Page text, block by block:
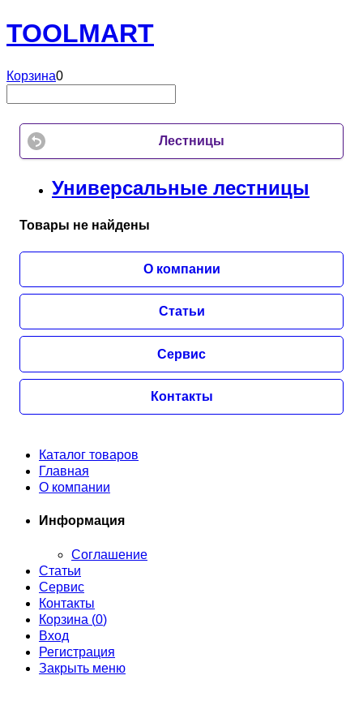
TOOLMART
Корзина0
Лестницы
Универсальные лестницы
Товары не найдены
О компании
Статьи
Сервис
Контакты
Каталог товаров
Главная
О компании
Информация
Соглашение
Статьи
Сервис
Контакты
Корзина (0)
Вход
Регистрация
Закрыть меню